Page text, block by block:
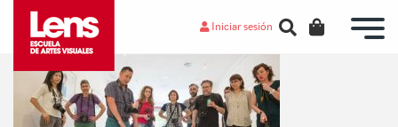
Iniciar sesión